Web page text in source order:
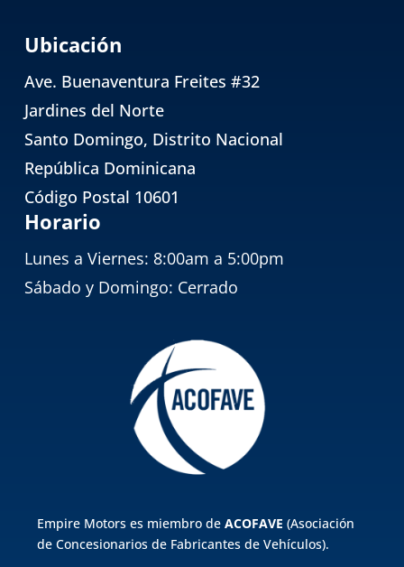
Ubicación
Ave. Buenaventura Freites #32
Jardines del Norte
Santo Domingo, Distrito Nacional
República Dominicana
Código Postal 10601
Horario
Lunes a Viernes: 8:00am a 5:00pm
Sábado y Domingo: Cerrado
Empire Motors es miembro de ACOFAVE (Asociación
de Concesionarios de Fabricantes de Vehículos).